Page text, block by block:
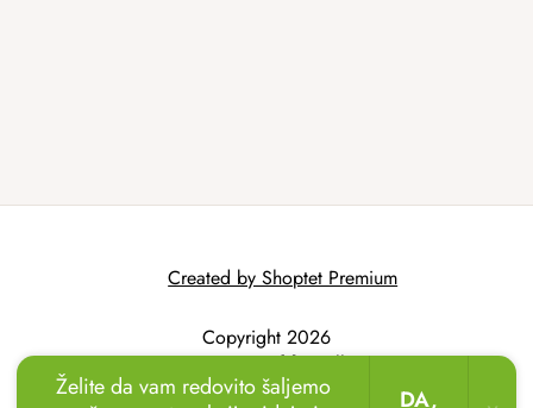
Created by Shoptet Premium
Copyright 2026
AtmoWood.hr. All
rights reserved.
Želite da vam redovito šaljemo
DA,